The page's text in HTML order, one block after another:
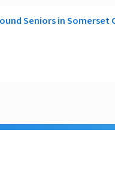
Seniors in Somerset